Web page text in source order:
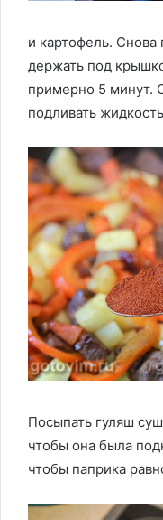
и картофель.
держать под
примерно 5 минут.
подливать
Посыпать гуляш
чтобы она была
чтобы паприка